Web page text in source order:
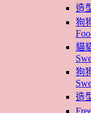
造
狗
貓
狗
造